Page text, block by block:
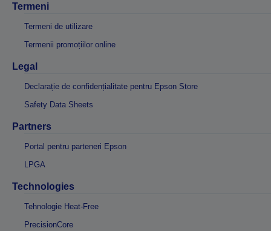
Termeni
Termeni de utilizare
Termenii promoțiilor online
Legal
Declarație de confidențialitate pentru Epson Store
Safety Data Sheets
Partners
Portal pentru parteneri Epson
LPGA
Technologies
Tehnologie Heat-Free
PrecisionCore